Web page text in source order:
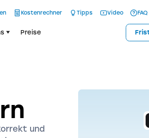
Kostenrechner Tipps Video FAQ
Preise
und